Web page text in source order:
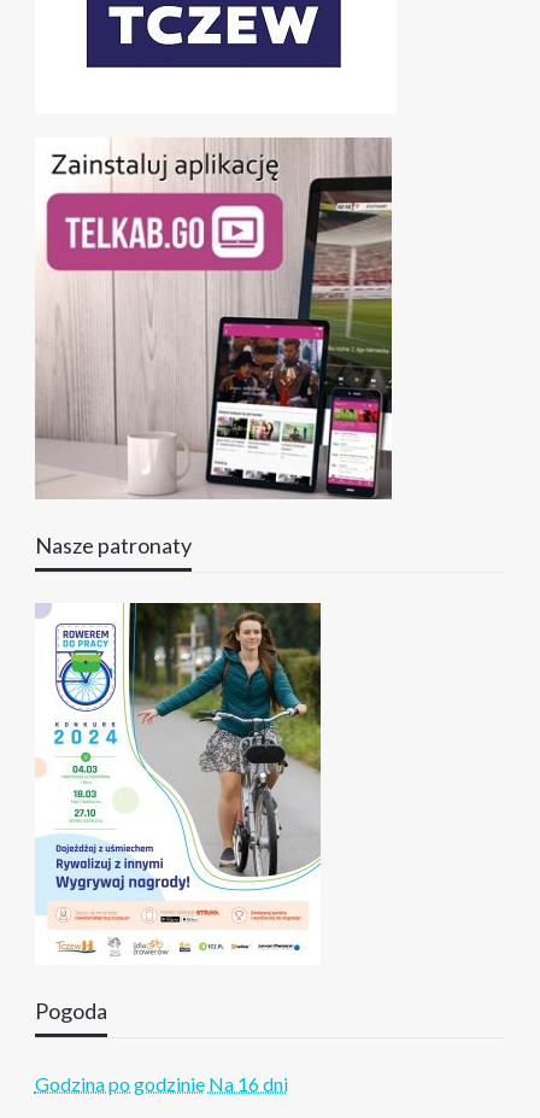
Nasze patronaty
Pogoda
Godzina po godzinie Na 16 dni